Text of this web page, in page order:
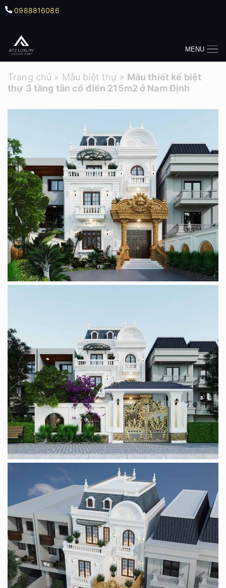
0988816086
MENU
Trang chủ » Mẫu biệt thự» Mẫu thiết kế biệt
thự 3 tầng tân cổ điển 215m2 ở Nam Định